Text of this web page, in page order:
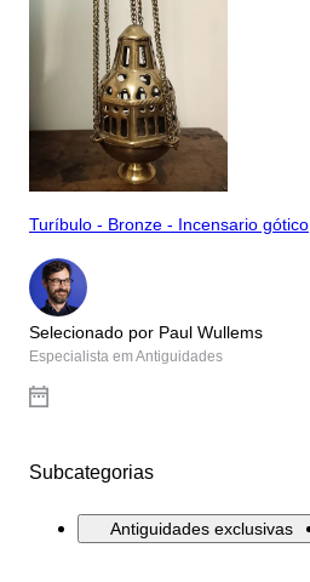
Turíbulo - Bronze - Incensario gótico
Selecionado por Paul Wullems
Especialista em Antiguidades
Subcategorias
Antiguidades exclusivas